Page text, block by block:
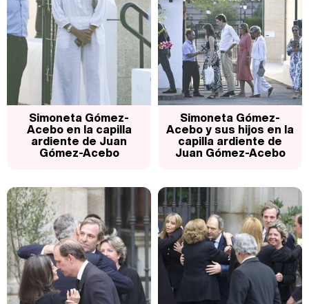
Simoneta Gómez-
Acebo en la capilla
ardiente de Juan
Gómez-Acebo
Simoneta Gómez-
Acebo y sus hijos en la
capilla ardiente de
Juan Gómez-Acebo